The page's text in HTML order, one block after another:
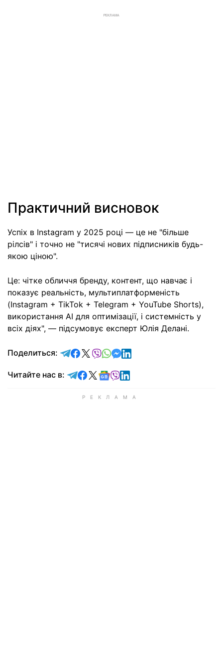
РЕКЛАМА
Практичний висновок
Успіх в Instagram у 2025 році — це не "більше
рілсів" і точно не "тисячі нових підписників будь-
якою ціною".
Це: чітке обличчя бренду, контент, що навчає і
показує реальність, мультиплатформеність
(Instagram + TikTok + Telegram + YouTube Shorts),
використання AI для оптимізації, і системність у
всіх діях", — підсумовує експерт Юлія Делані.
Поделиться: отправить в Telegram
поделиться в Facebook
поделиться в X
отправить в Viber
отправить в Whatsapp
отправить в Messenger
отправить в LinkedIn
Читайте нас в: Читайте в Telegram
Читайте в Facebook
Читайте в X
Читайте в Google news
Читайте в Viber
Читайте в LinkedIn